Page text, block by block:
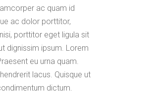
ac quam id
ac dolor porttitor,
porttitor eget ligula sit
dignissim ipsum. Lorem
eu urna quam.
lacus. Quisque ut
dictum.